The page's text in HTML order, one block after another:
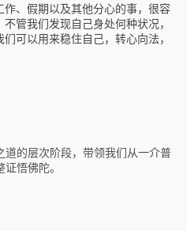
、假期以及其他分心的事，很容
管我们发现自己身处何种状况，
可以用来稳住自己，转心向法，
道的层次阶段，带领我们从一介普
悟佛陀。